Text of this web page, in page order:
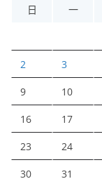
日
一
2 3
9 10
16 17
23 24
30 31